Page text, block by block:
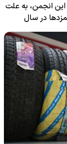
انجمن، به علت
در سال